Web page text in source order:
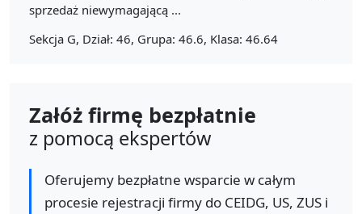
sprzedaż niewymagającą ...
Sekcja G, Dział: 46, Grupa: 46.6, Klasa: 46.64
Załóż firmę bezpłatnie
z pomocą ekspertów
Oferujemy bezpłatne wsparcie w całym
procesie rejestracji firmy do CEIDG, US, ZUS i